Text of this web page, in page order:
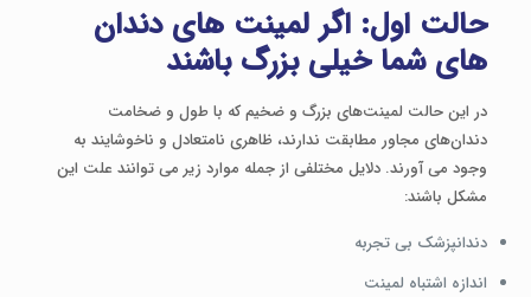
حالت اول: اگر لمینت های دندان
های شما خیلی بزرگ باشند
در این حالت لمینت‌های بزرگ و ضخیم که با طول و ضخامت
دندان‌های مجاور مطابقت ندارند، ظاهری نامتعادل و ناخوشایند به
وجود می آورند. دلایل مختلفی از جمله موارد زیر می توانند علت این
مشکل باشند:
دندانپزشک بی تجربه
اندازه اشتباه لمینت